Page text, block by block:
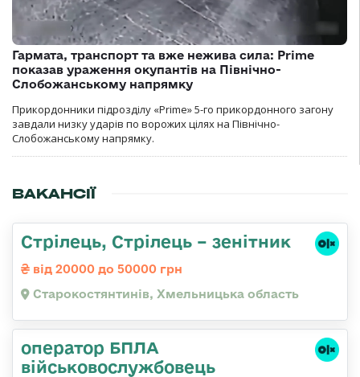
Гармата, транспорт та вже нежива сила: Prime
показав ураження окупантів на Північно-
Слобожанському напрямку
Прикордонники підрозділу «Prime» 5-го прикордонного загону
завдали низку ударів по ворожих цілях на Північно-
Слобожанському напрямку.
ВАКАНСІЇ
Стрілець, Стрілець – зенітник
від 20000 до 50000 грн
Старокостянтинів, Хмельницька область
оператор БПЛА
військовослужбовець